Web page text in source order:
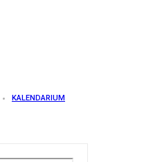
KALENDARIUM